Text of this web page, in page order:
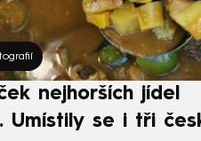
nejhorších jídel
Umístily se i tři